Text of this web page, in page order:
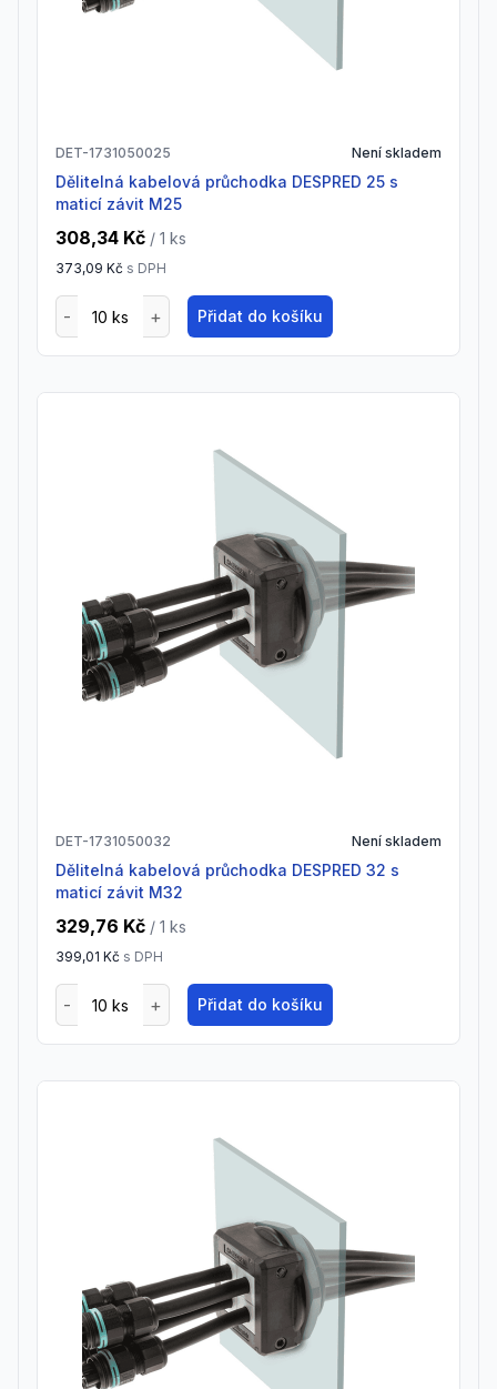
DET-1731050025 Není skladem
Dělitelná kabelová průchodka DESPRED 25 s
maticí závit M25
308,34 Kč / 1 ks
373,09 Kč s DPH
Přidat do košíku
DET-1731050032 Není skladem
Dělitelná kabelová průchodka DESPRED 32 s
maticí závit M32
329,76 Kč / 1 ks
399,01 Kč s DPH
Přidat do košíku